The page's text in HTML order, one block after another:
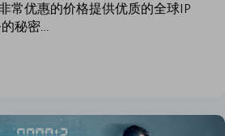
常优惠的价格提供优质的全球IP
秘密…